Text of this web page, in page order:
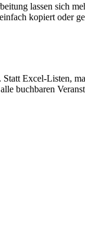
lassen sich
kopiert oder
Excel-Listen,
buchbaren